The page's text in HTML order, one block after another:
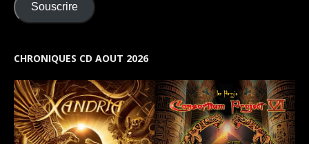
Souscrire
CHRONIQUES CD AOUT 2026